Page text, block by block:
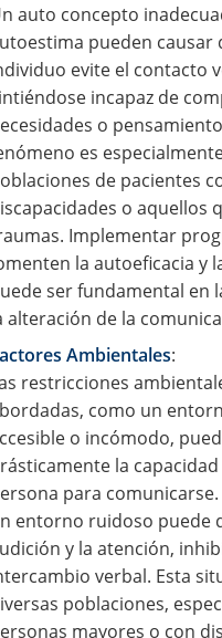
auto concepto
pueden causar
evite el contacto
incapaz de
o
es
de pacientes
o aquellos
Implementar
la autoeficacia y
ser fundamental en
alteración de la
Ambientales:
restricciones
como un
o incómodo,
la
para
entorno ruidoso puede
y la atención,
verbal. Esta
poblaciones,
mayores o con